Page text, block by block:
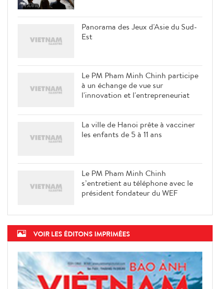
Panorama des Jeux d'Asie du Sud-
Est
Le PM Pham Minh Chinh participe
à un échange de vue sur
l'innovation et l'entrepreneuriat
La ville de Hanoi prête à vacciner
les enfants de 5 à 11 ans
Le PM Pham Minh Chinh
s’entretient au téléphone avec le
président fondateur du WEF
VOIR LES ÉDITONS IMPRIMÉES